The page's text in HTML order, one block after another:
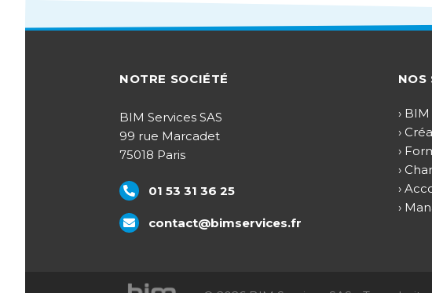
NOTRE SOCIÉTÉ
BIM Services SAS
99 rue Marcadet
75018 Paris
01 53 31 36 25
contact@bimservices.fr
NOS
›
›
›
›
›
›